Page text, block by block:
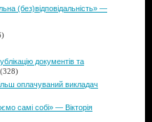
(без)відповідальність» —
документів та
(328)
оплачуваний викладач
самі собі» — Вікторія